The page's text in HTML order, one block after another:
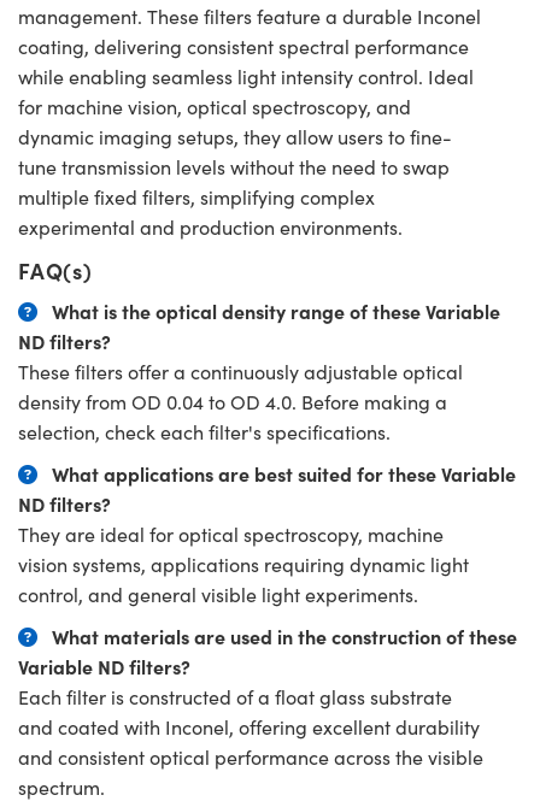
management. These filters feature a durable Inconel
coating, delivering consistent spectral performance
while enabling seamless light intensity control. Ideal
for machine vision, optical spectroscopy, and
dynamic imaging setups, they allow users to fine-
tune transmission levels without the need to swap
multiple fixed filters, simplifying complex
experimental and production environments.
FAQ(s)
What is the optical density range of these Variable
ND filters?
These filters offer a continuously adjustable optical
density from OD 0.04 to OD 4.0. Before making a
selection, check each filter's specifications.
What applications are best suited for these Variable
ND filters?
They are ideal for optical spectroscopy, machine
vision systems, applications requiring dynamic light
control, and general visible light experiments.
What materials are used in the construction of these
Variable ND filters?
Each filter is constructed of a float glass substrate
and coated with Inconel, offering excellent durability
and consistent optical performance across the visible
spectrum.